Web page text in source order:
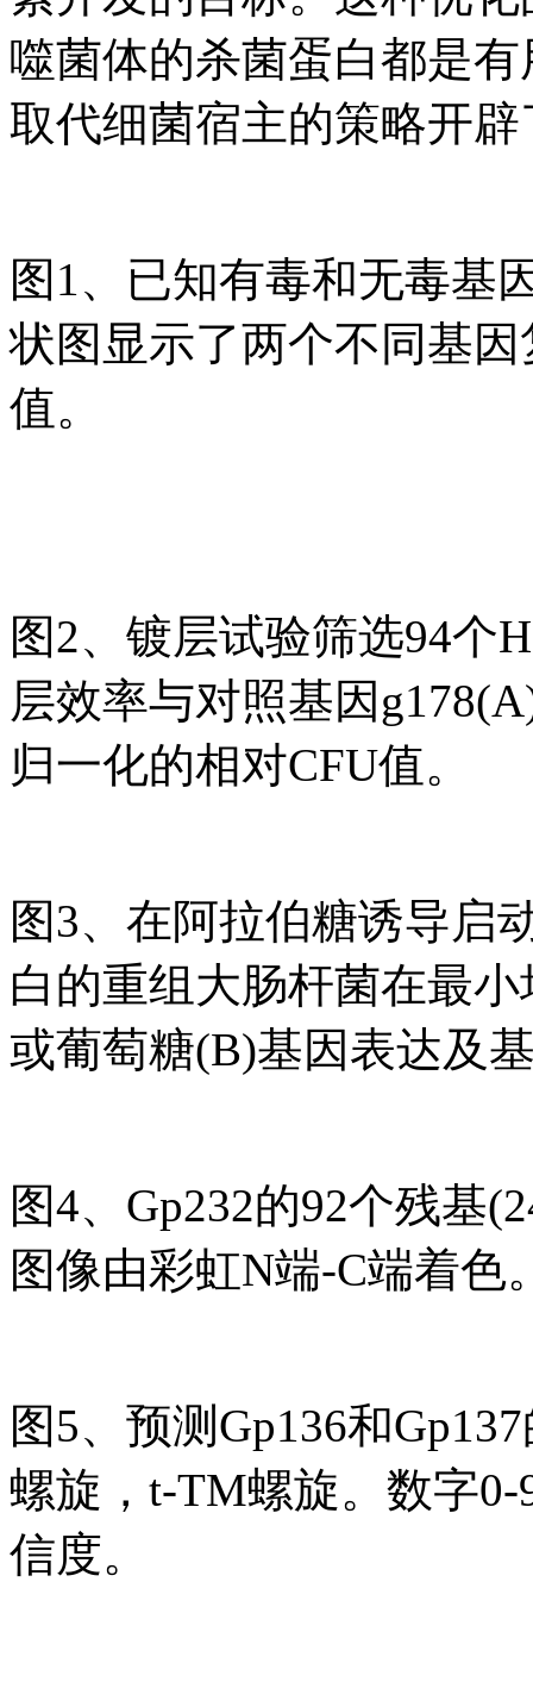
噬菌体的杀菌蛋白都是
取代细菌宿主的策略开
图1、已知有毒和无毒基
状图显示了两个不同基
值。
图2、镀层试验筛选94个
层效率与对照基因
归一化的相对CFU值。
图3、在阿拉伯糖诱导启
白的重组大肠杆菌在最
或葡萄糖(B)基因表达及
图4、Gp232的92个残基
图像由彩虹N端-C端着色
图5、预测Gp136和
螺旋，t-TM螺旋。数字
信度。